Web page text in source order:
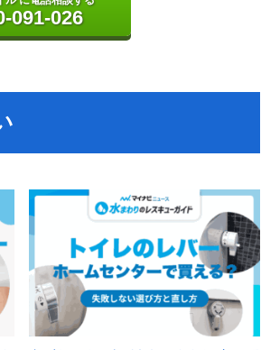
091-026